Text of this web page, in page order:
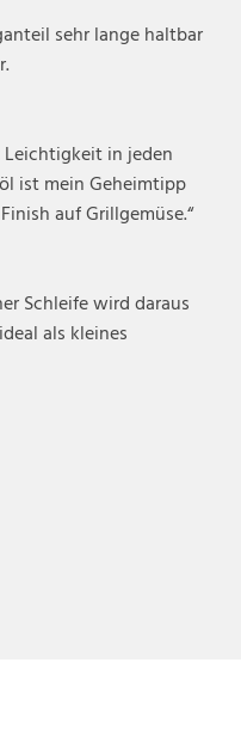
sehr lange haltbar
Leichtigkeit in jeden
ist mein Geheimtipp
auf Grillgemüse.“
Schleife wird daraus
als kleines